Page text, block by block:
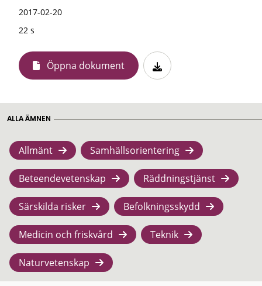
2017-02-20
22 s
Öppna dokument
ALLA ÄMNEN
Allmänt Samhällsorientering
Beteendevetenskap Räddningstjänst
Särskilda risker Befolkningsskydd
Medicin och friskvård Teknik
Naturvetenskap